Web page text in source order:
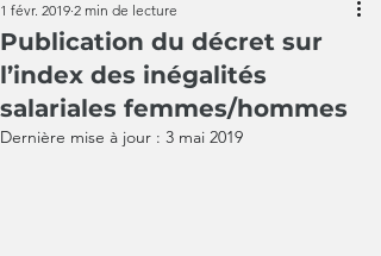
Publication du décret sur
l’index des inégalités
salariales femmes/hommes
1 févr. 2019 2 min de lecture
Dernière mise à jour : 3 mai 2019